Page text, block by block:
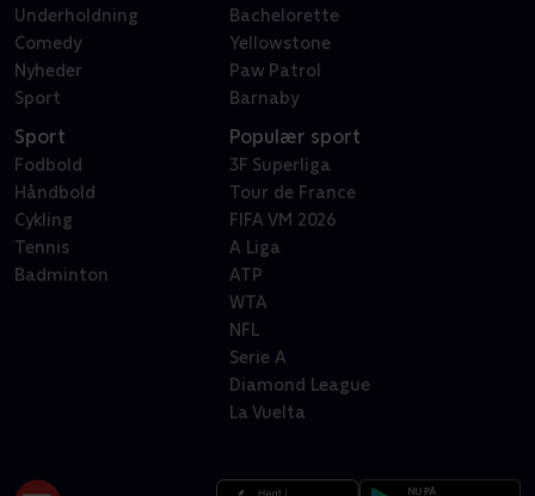
Underholdning
Comedy
Nyheder
Sport
Bachelorette
Yellowstone
Paw Patrol
Barnaby
Sport
Fodbold
Håndbold
Cykling
Tennis
Badminton
Populær sport
3F Superliga
Tour de France
FIFA VM 2026
A Liga
ATP
WTA
NFL
Serie A
Diamond League
La Vuelta